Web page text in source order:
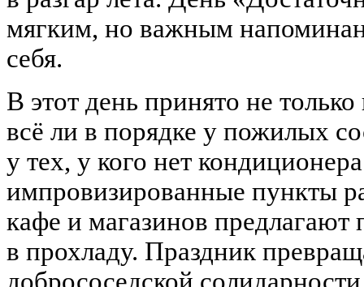
мягким, но важным
себя.
В этот день принято не
всё ли в порядке у пожилых
у тех, у кого нет
импровизированные пункты
кафе и магазинов предлагают
в прохладу. Праздник